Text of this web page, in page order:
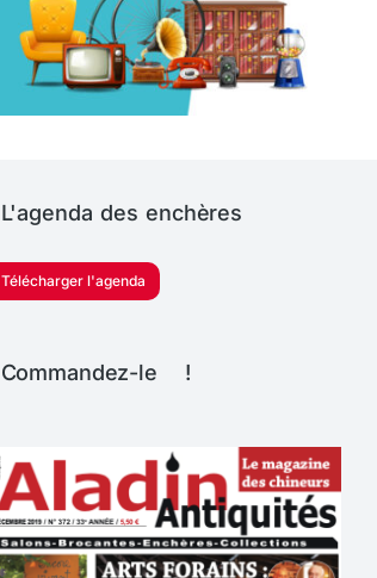
L'agenda des enchères
Télécharger l'agenda
Commandez-le !